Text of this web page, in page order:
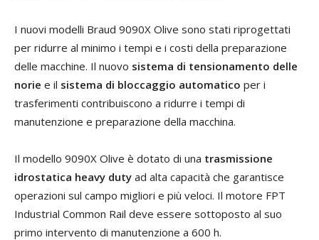
I nuovi modelli Braud 9090X Olive sono stati riprogettati
per ridurre al minimo i tempi e i costi della preparazione
delle macchine. Il nuovo sistema di tensionamento delle
norie e il sistema di bloccaggio automatico per i
trasferimenti contribuiscono a ridurre i tempi di
manutenzione e preparazione della macchina.
Il modello 9090X Olive è dotato di una trasmissione
idrostatica heavy duty ad alta capacità che garantisce
operazioni sul campo migliori e più veloci. Il motore FPT
Industrial Common Rail deve essere sottoposto al suo
primo intervento di manutenzione a 600 h.